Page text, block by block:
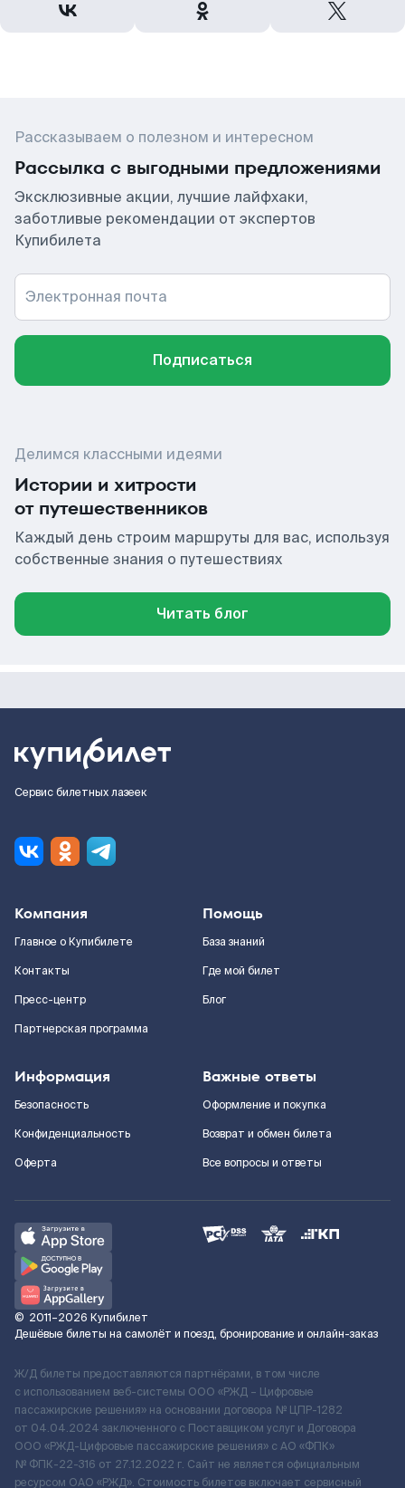
Рассказываем о полезном и интересном
Рассылка с выгодными предложениями
Эксклюзивные акции, лучшие лайфхаки,
заботливые рекомендации от экспертов
Купибилета
Электронная почта
Подписаться
Делимся классными идеями
Истории и хитрости
от путешественников
Каждый день строим маршруты для вас, используя
собственные знания о путешествиях
Читать блог
Сервис билетных лазеек
Компания
Главное о Купибилете
Контакты
Пресс-центр
Партнерская программа
Помощь
База знаний
Где мой билет
Блог
Информация
Безопасность
Конфиденциальность
Оферта
Важные ответы
Оформление и покупка
Возврат и обмен билета
Все вопросы и ответы
© 2011–2026 Купибилет
Дешёвые билеты на самолёт и поезд, бронирование и онлайн-заказ
Ж/Д билеты предоставляются партнёрами, в том числе
с использованием веб-системы ООО «РЖД – Цифровые
пассажирские решения» на основании договора № ЦПР-1282
от 04.04.2024 заключенного с Поставщиком услуг и Договора
ООО «РЖД-Цифровые пассажирские решения» c АО «ФПК»
№ ФПК-22-316 от 27.12.2022 г. Сайт не является официальным
ресурсом ОАО «РЖД». Стоимость билетов включает сервисный